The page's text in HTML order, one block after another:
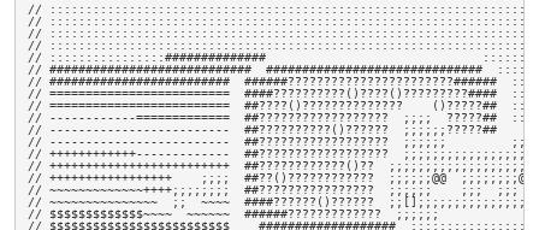
//
//
//
//
// ::::::::::::::::##############
// ############################
// #########################
// =========================
// =========================  ##????()??????????????
// ------------=============  ##??????????????????  ;;;;
// -------------------------  ##??????????()??????  ;;;;;;?????##
// -------------------------  ##??????????????????  ;;;;;;
// ++++++++++++-------------  ##??????????????????
// +++++++++++++++++++++++++  ##????????????()??
// +++++++++++++++++    ;;;;  ##??()????????????  ;;;;;;@@
// ~~~~~~~~~~~~~++++;;;;;;;;  ##????????????????  ;;;;;;    ;;;
// ~~~~~~~~~~~~~~~  ;;  ~~~~  ####??????()??????
// $$$$$$$$$$$$$~~~~  ~~~~~~  ######?????????????  ;;;;;;
// $$$$$$$$$$$$$$$$$$$$$$$$$    ###################